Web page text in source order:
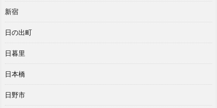
新宿
日の出町
日暮里
日本橋
日野市